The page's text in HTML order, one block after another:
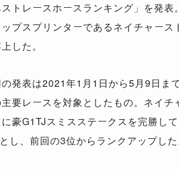
トレースホースランキング」を発表
プスプリンターであるネイチャース
した。
発表は2021年1月1日から5月9日ま
要レースを対象としたもの。ネイチ
豪G1TJスミスステークスを完勝し
し、前回の3位からランクアップした